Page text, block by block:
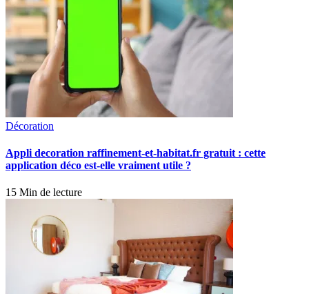
Décoration
Appli decoration raffinement-et-habitat.fr gratuit : cette
application déco est-elle vraiment utile ?
15 Min de lecture